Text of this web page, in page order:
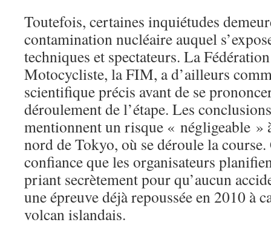
Toutefois, certaines inquiétudes
contamination nucléaire auquel
techniques et spectateurs. La
Motocycliste, la FIM, a d’ailleurs
scientifique précis avant de se
déroulement de l’étape. Les
mentionnent un risque « négligeable »
nord de Tokyo, où se déroule la course.
confiance que les organisateurs
priant secrètement pour qu’aucun
une épreuve déjà repoussée en 2010 à
volcan islandais.